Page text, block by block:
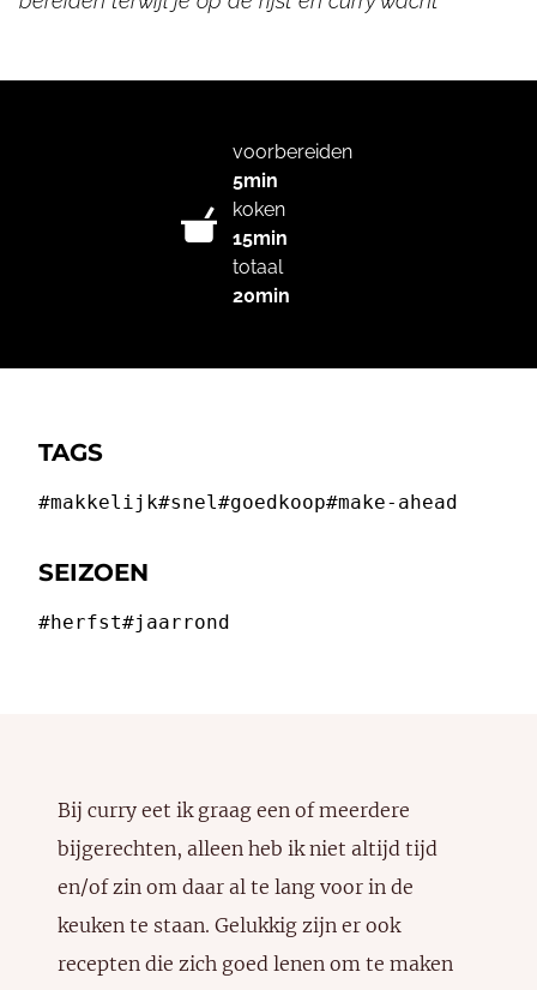
voorbereiden
5min
koken
15min
totaal
20min
TAGS
#makkelijk#snel#goedkoop#make-ahead
SEIZOEN
#herfst#jaarrond
Bij curry eet ik graag een of meerdere
bijgerechten, alleen heb ik niet altijd tijd
en/of zin om daar al te lang voor in de
keuken te staan. Gelukkig zijn er ook
recepten die zich goed lenen om te maken